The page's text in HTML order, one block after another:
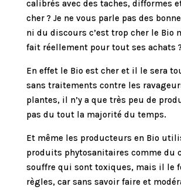
calibrés avec des taches, difformes
cher ? Je ne vous parle pas des
ni du discours c’est trop cher le Bio
fait réellement pour tout ses achats
En effet le Bio est cher et il le sera
sans traitements contre les
plantes, il n’y a que très peu de
pas du tout la majorité du temps.
Et même les producteurs en Bio
produits phytosanitaires comme du
souffre qui sont toxiques, mais il le
règles, car sans savoir faire et